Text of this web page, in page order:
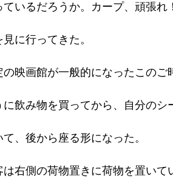
いるだろうか。カープ、頑張れ！
に行ってきた。
映画館が一般的になったこのご
飲み物を買ってから、自分のシ
、後から座る形になった。
右側の荷物置きに荷物を置いて